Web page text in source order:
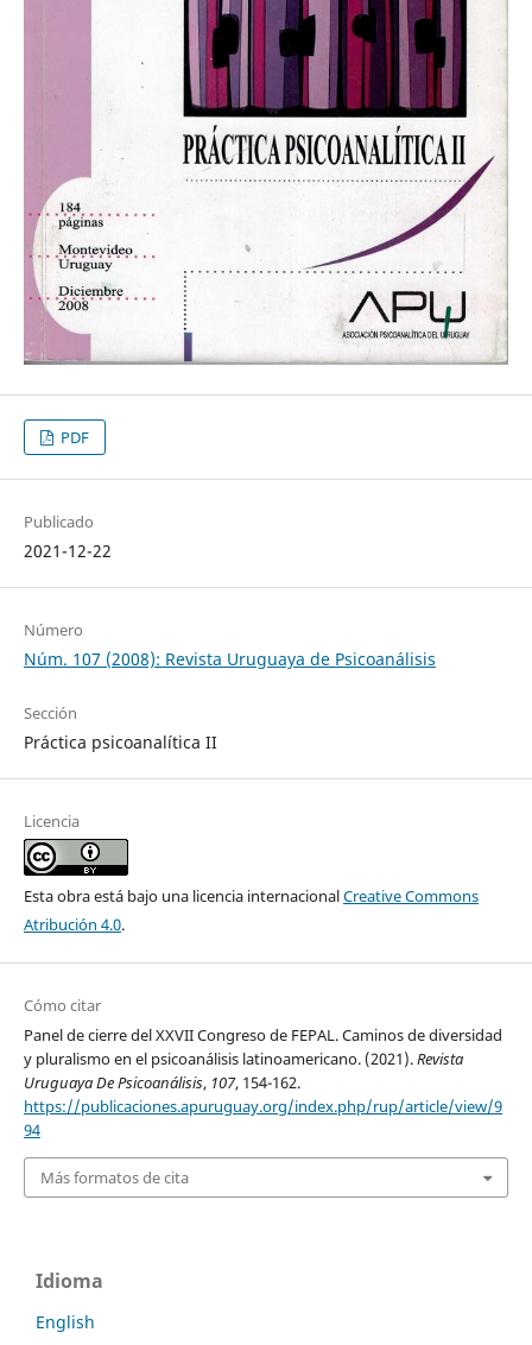
PDF
Publicado
2021-12-22
Número
Núm. 107 (2008): Revista Uruguaya de Psicoanálisis
Sección
Práctica psicoanalítica II
Licencia
Esta obra está bajo una licencia internacionalCreative Commons
Atribución 4.0.
Cómo citar
Panel de cierre del XXVII Congreso de FEPAL. Caminos de diversidad
y pluralismo en el psicoanálisis latinoamericano. (2021).Revista
Uruguaya De Psicoanálisis, 107, 154-162.
https://publicaciones.apuruguay.org/index.php/rup/article/view/9
94
Más formatos de cita
Idioma
English